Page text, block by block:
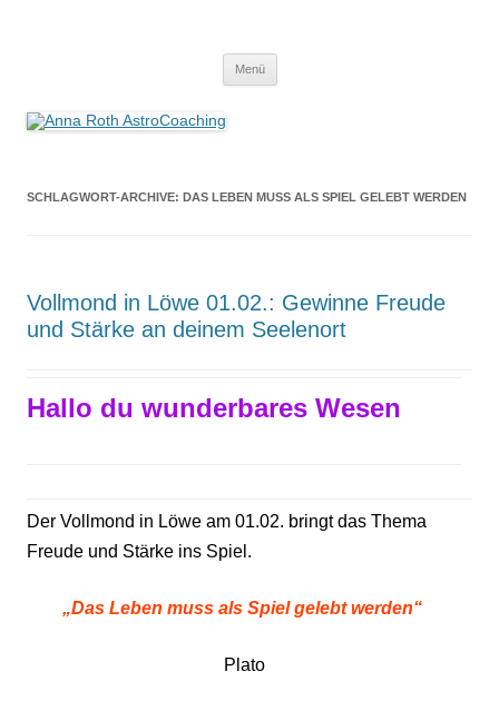
Menü
SCHLAGWORT-ARCHIVE: DAS LEBEN MUSS ALS SPIEL GELEBT WERDEN
Vollmond in Löwe 01.02.: Gewinne Freude
und Stärke an deinem Seelenort
Hallo du wunderbares Wesen
Der Vollmond in Löwe am 01.02. bringt das Thema
Freude und Stärke ins Spiel.
„Das Leben muss als Spiel gelebt werden“
Plato